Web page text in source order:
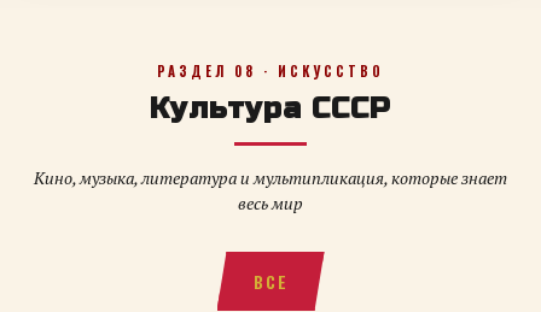
РАЗДЕЛ 08 · ИСКУССТВО
Культура СССР
Кино, музыка, литература и мультипликация, которые знает
весь мир
ВСЕ